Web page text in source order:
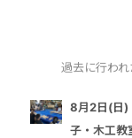
過去に行われ
8月2日(日)
子・木工教